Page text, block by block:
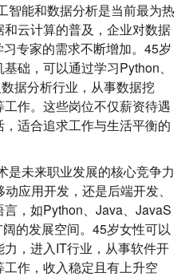
智能和数据分析是当前最为热
云计算的普及，企业对数据
专家的需求不断增加。45岁
础，可以通过学习Python、
据分析行业，从事数据挖
作。这些岗位不仅薪资待遇
适合追求工作与生活平衡的
是未来职业发展的核心竞争力
应用开发，还是后端开发、
，如Python、Java、JavaS
的发展空间。45岁女性可以
，进入IT行业，从事软件开
作，收入稳定且有上升空